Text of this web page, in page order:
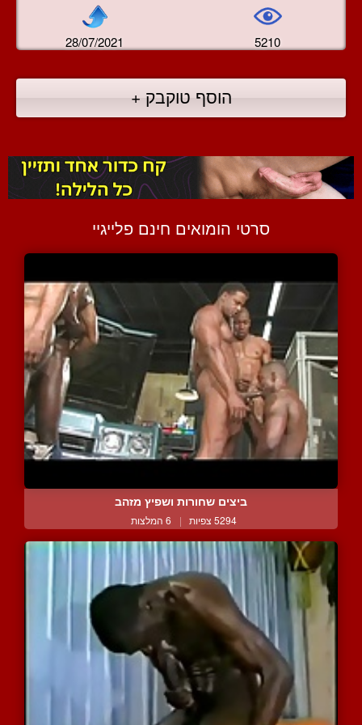
28/07/2021 5210
הוסף טוקבק +
סרטי הומואים חינם פלייגיי
ביצים שחורות ושפיץ מזהב
5294 צפיות | 6 המלצות